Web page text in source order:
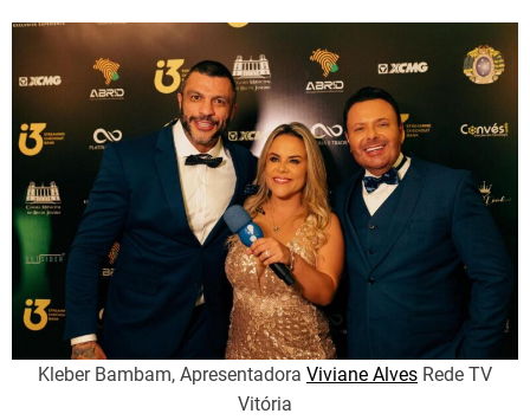
Kleber Bambam, Apresentadora Viviane Alves Rede TV
Vitória